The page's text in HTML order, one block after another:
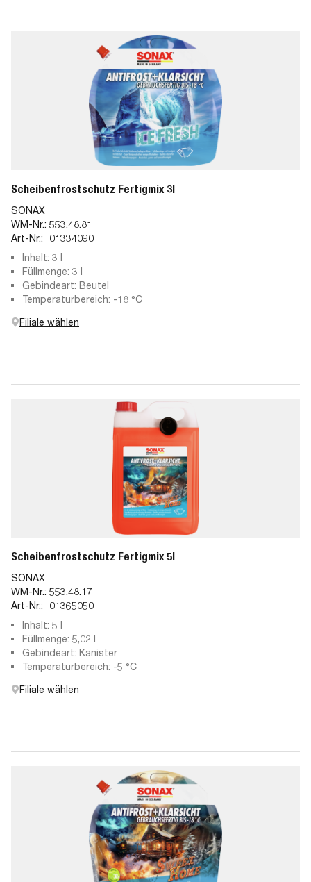
Scheibenfrostschutz Fertigmix 3l
SONAX
WM-Nr.: 553.48.81
Art-Nr.:
01334090
Inhalt: 3 l
Füllmenge: 3 l
Gebindeart: Beutel
Temperaturbereich: -18 °C
Filiale wählen
Scheibenfrostschutz Fertigmix 5l
SONAX
WM-Nr.: 553.48.17
Art-Nr.:
01365050
Inhalt: 5 l
Füllmenge: 5,02 l
Gebindeart: Kanister
Temperaturbereich: -5 °C
Filiale wählen